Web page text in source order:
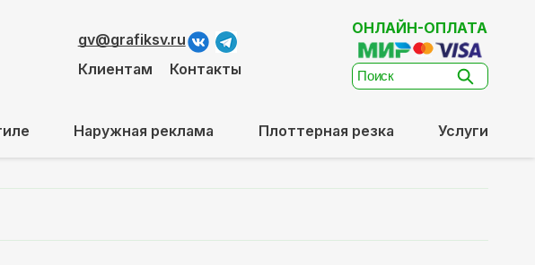
gv@grafiksv.ru
Клиентам
Контакты
ОНЛАЙН-ОПЛАТА
Наружная реклама Плоттерная резка Услуги